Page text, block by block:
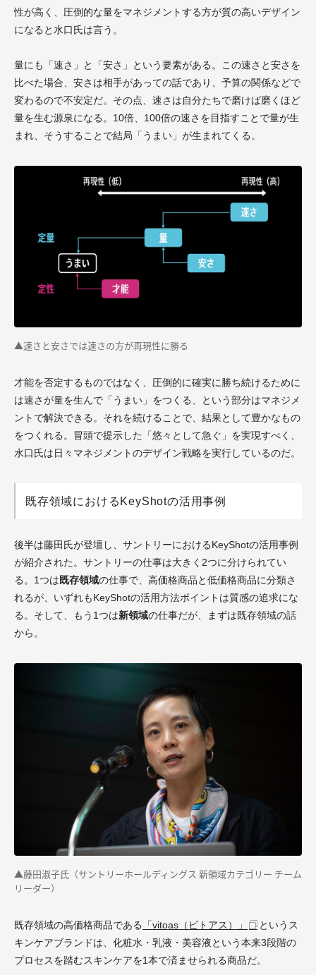
性が高く、圧倒的な量をマネジメントする方が質の高いデザイン
になると水口氏は言う。
量にも「速さ」と「安さ」という要素がある。この速さと安さを
比べた場合、安さは相手があっての話であり、予算の関係などで
変わるので不安定だ。その点、速さは自分たちで磨けば磨くほど
量を生む源泉になる。10倍、100倍の速さを目指すことで量が生
まれ、そうすることで結局「うまい」が生まれてくる。
▲速さと安さでは速さの方が再現性に勝る
才能を否定するものではなく、圧倒的に確実に勝ち続けるために
は速さが量を生んで「うまい」をつくる、という部分はマネジメ
ントで解決できる。それを続けることで、結果として豊かなもの
をつくれる。冒頭で提示した「悠々として急ぐ」を実現すべく、
水口氏は日々マネジメントのデザイン戦略を実行しているのだ。
既存領域におけるKeyShotの活用事例
後半は藤田氏が登壇し、サントリーにおけるKeyShotの活用事例
が紹介された。サントリーの仕事は大きく2つに分けられてい
る。1つは既存領域の仕事で、高価格商品と低価格商品に分類さ
れるが、いずれもKeyShotの活用方法ポイントは質感の追求にな
る。そして、もう1つは新領域の仕事だが、まずは既存領域の話
から。
▲藤田淑子氏（サントリーホールディングス 新領域カテゴリー チーム
リーダー）
既存領域の高価格商品である 「vitoas（ビトアス）」
というス
キンケアブランドは、化粧水・乳液・美容液という本来3段階の
プロセスを踏むスキンケアを1本で済ませられる商品だ。